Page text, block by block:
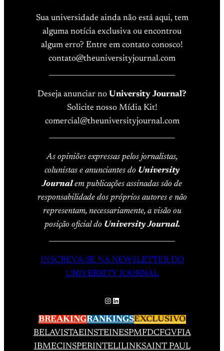
Sua universidade ainda não está aqui, tem
alguma notícia exclusiva ou encontrou
algum erro? Entre em contato conosco!
contato@theuniversityjournal.com
Deseja anunciar no University Journal?
Solicite nosso Mídia Kit!
comercial@theuniversityjournal.com
As opiniões expressas pelos jornalistas,
colunistas e anunciantes do University
Journalem publicações assinadas são de
responsabilidade dos próprios autores e não
representam, necessariamente, a visão ou
posição oficial do University Journal.
INSCREVA-SE NA NEWSLETTER DO
UNIVERSITY JOURNAL
Instagram
LinkedIn
BREAKINGRANKINGSEXCLUSIVO
BELAVISTAEINSTEINESPMFDCFGVFIA
IBMECINSPERINTELILINKSAINT PAUL